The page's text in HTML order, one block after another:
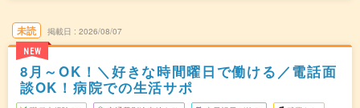
未読
NEW
掲載日 2026/08/07
8月～OK！＼好きな時間曜日で働ける／電話面
談OK！病院での生活サポ